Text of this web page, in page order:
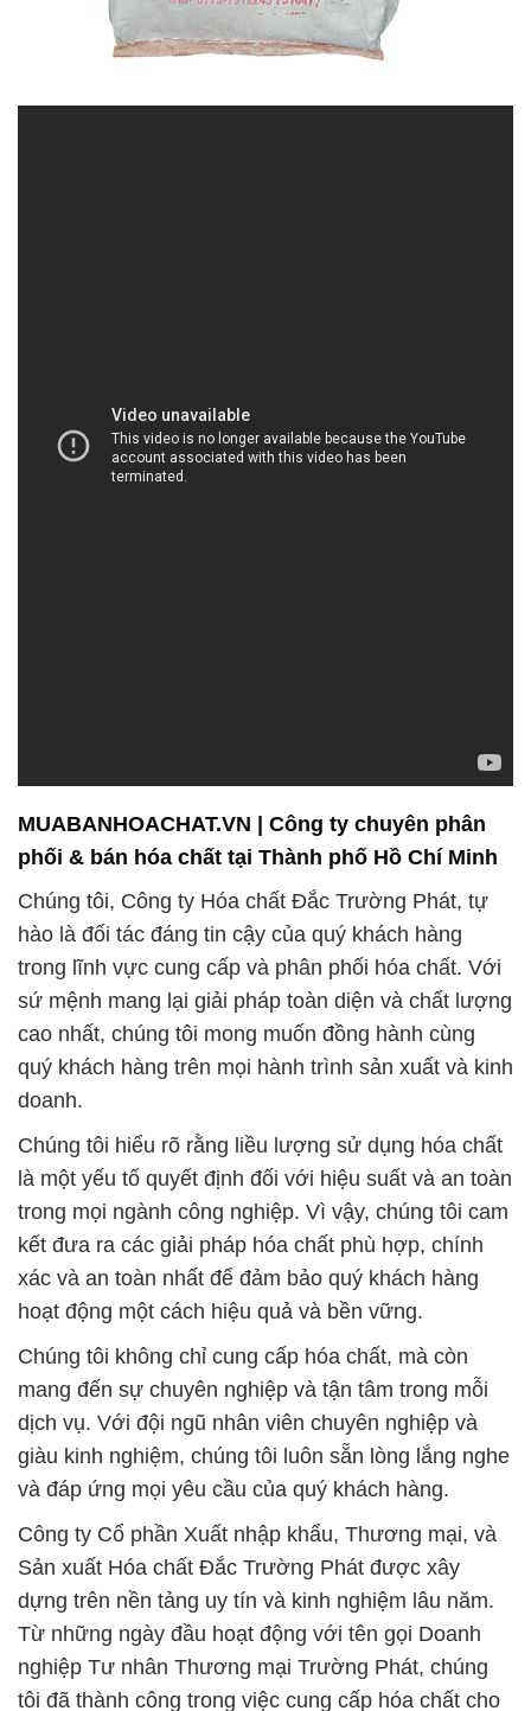
MUABANHOACHAT.VN | Công ty chuyên phân
phối & bán hóa chất tại Thành phố Hồ Chí Minh
Chúng tôi, Công ty Hóa chất Đắc Trường Phát, tự
hào là đối tác đáng tin cậy của quý khách hàng
trong lĩnh vực cung cấp và phân phối hóa chất. Với
sứ mệnh mang lại giải pháp toàn diện và chất lượng
cao nhất, chúng tôi mong muốn đồng hành cùng
quý khách hàng trên mọi hành trình sản xuất và kinh
doanh.
Chúng tôi hiểu rõ rằng liều lượng sử dụng hóa chất
là một yếu tố quyết định đối với hiệu suất và an toàn
trong mọi ngành công nghiệp. Vì vậy, chúng tôi cam
kết đưa ra các giải pháp hóa chất phù hợp, chính
xác và an toàn nhất để đảm bảo quý khách hàng
hoạt động một cách hiệu quả và bền vững.
Chúng tôi không chỉ cung cấp hóa chất, mà còn
mang đến sự chuyên nghiệp và tận tâm trong mỗi
dịch vụ. Với đội ngũ nhân viên chuyên nghiệp và
giàu kinh nghiệm, chúng tôi luôn sẵn lòng lắng nghe
và đáp ứng mọi yêu cầu của quý khách hàng.
Công ty Cổ phần Xuất nhập khẩu, Thương mại, và
Sản xuất Hóa chất Đắc Trường Phát được xây
dựng trên nền tảng uy tín và kinh nghiệm lâu năm.
Từ những ngày đầu hoạt động với tên gọi Doanh
nghiệp Tư nhân Thương mại Trường Phát, chúng
tôi đã thành công trong việc cung cấp hóa chất cho